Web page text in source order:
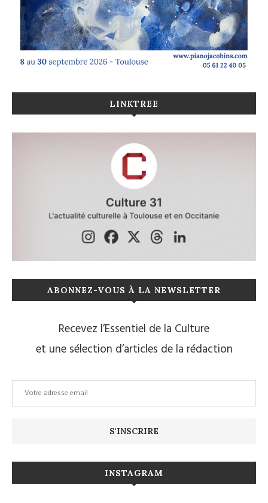
LINKTREE
ABONNEZ-VOUS À LA NEWSLETTER
Recevez l’Essentiel de la Culture
et une sélection d’articles de la rédaction
INSTAGRAM